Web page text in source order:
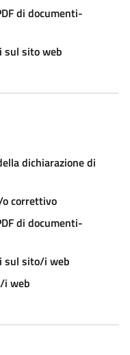
di documenti-
sul sito web
dichiarazione di
correttivo
di documenti-
sul sito/i web
i web